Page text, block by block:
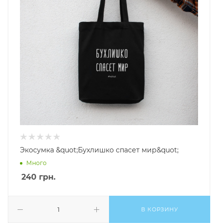
Экосумка &quot;Бухлишко спасет мир&quot;
Много
240 грн.
В КОРЗИНУ